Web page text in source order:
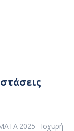
2025 Ισχυρή